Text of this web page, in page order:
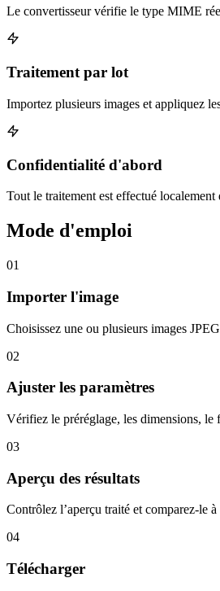
Le convertisseur vérifie le type MIME
Traitement par lot
Importez plusieurs images et appliquez
Confidentialité d'abord
Tout le traitement est effectué localement
Mode d'emploi
01
Importer l'image
Choisissez une ou plusieurs images
02
Ajuster les paramètres
Vérifiez le préréglage, les dimensions, le
03
Aperçu des résultats
Contrôlez l’aperçu traité et comparez-le
04
Télécharger